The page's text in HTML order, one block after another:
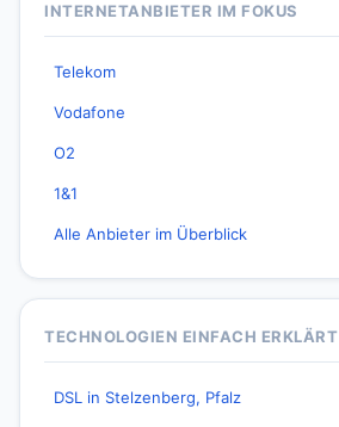
INTERNETANBIETER IM FOKUS
Telekom
Vodafone
O2
1&1
Alle Anbieter im Überblick
TECHNOLOGIEN EINFACH ERKLÄRT
DSL in Stelzenberg, Pfalz